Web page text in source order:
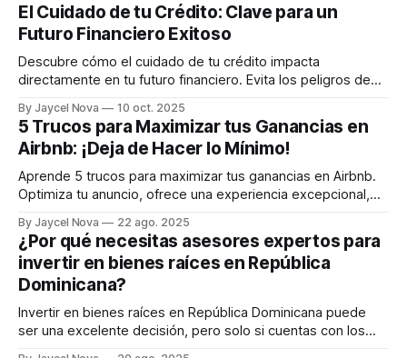
El Cuidado de tu Crédito: Clave para un
Futuro Financiero Exitoso
Descubre cómo el cuidado de tu crédito impacta
directamente en tu futuro financiero. Evita los peligros de
Aprende consejos prácticos para construir un historial
crediticio sólido.
By Jaycel Nova 10 oct. 2025
5 Trucos para Maximizar tus Ganancias en
Airbnb: ¡Deja de Hacer lo Mínimo!
Aprende 5 trucos para maximizar tus ganancias en Airbnb.
Optimiza tu anuncio, ofrece una experiencia excepcional,
automatiza tareas. ¡Deja de hacer lo mínimo y aumenta tus
ingresos!
By Jaycel Nova 22 ago. 2025
¿Por qué necesitas asesores expertos para
invertir en bienes raíces en República
Dominicana?
Invertir en bienes raíces en República Dominicana puede
ser una excelente decisión, pero solo si cuentas con los